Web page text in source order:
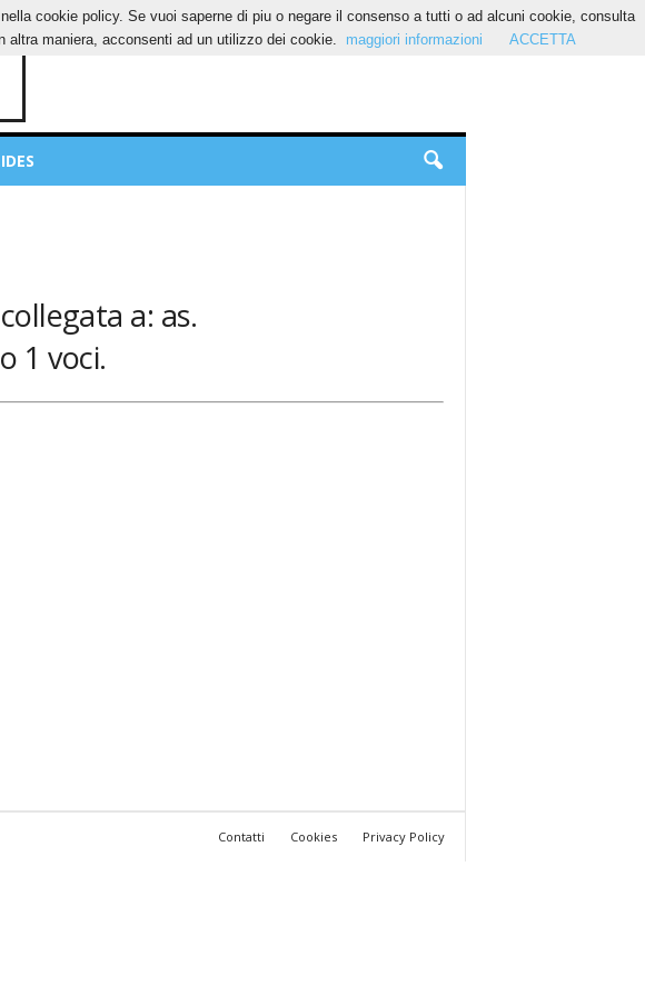
a: as.
1 voci.
Contatti Cookies Privacy Policy
cookie policy. Se vuoi saperne di piu o negare il consenso a tutti o ad alcuni cookie, consulta
altra maniera, acconsenti ad un utilizzo dei cookie.
maggiori informazioni ACCETTA